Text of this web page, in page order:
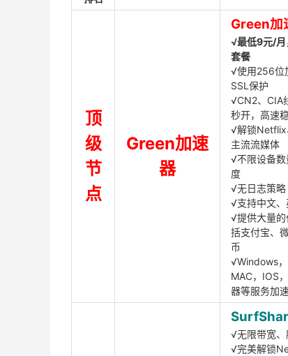
顶
级
节
点
Green加速
器
Green加
√最低9元/月
套餐
√使用256位
SSL保护
√CN2、CIA
秒开，高速
√解锁Netflix
主流流媒体
√不限设备
度
√无日志策略
√支持中文
√提供大量
括支付宝、
币
√Windows，
MAC，IOS
器等服务加
√无限带宽
√完美解锁